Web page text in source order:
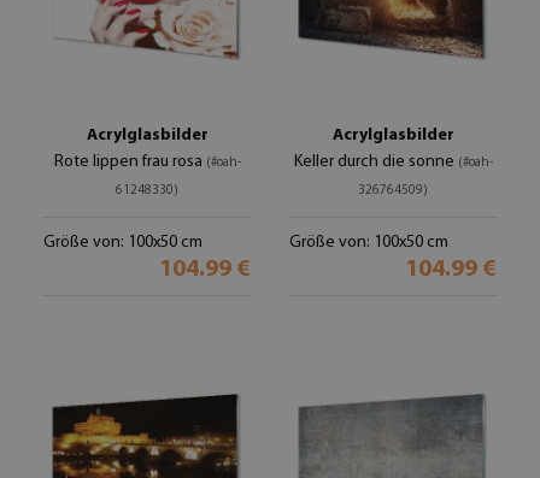
Acrylglasbilder
Rote lippen frau rosa (#oah-
61248330)
Größe von: 100x50 cm
104.99 €
Acrylglasbilder
Keller durch die sonne (#oah-
326764509)
Größe von: 100x50 cm
104.99 €